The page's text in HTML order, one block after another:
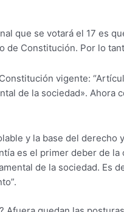
que se votará el 17 es
de Constitución. Por lo
vigente:
de la sociedad».
y la base del
es el primer deber de
de la sociedad. Es